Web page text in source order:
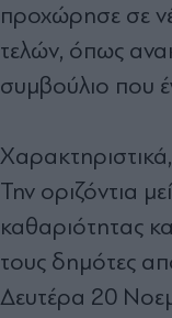
προχώρησε σε
τελών, όπως
συμβούλιο που
Την οριζόντια
καθαριότητας
τους δημότες
Δευτέρα 20